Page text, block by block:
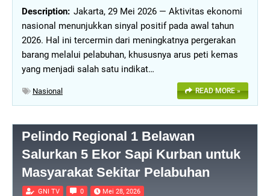
Jakarta, 29 Mei 2026 — Aktivitas ekonomi
nasional menunjukkan sinyal positif pada awal tahun
2026. Hal ini tercermin dari meningkatnya pergerakan
barang melalui pelabuhan, khususnya arus peti kemas
yang menjadi salah satu indikat…
Nasional READ MORE »
Pelindo Regional 1 Belawan
Salurkan 5 Ekor Sapi Kurban untuk
Masyarakat Sekitar Pelabuhan
GNI TV 0 Mei 28, 2026